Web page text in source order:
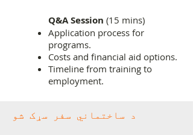
Q&A Session (15 mins)
Application process for
programs.
Costs and financial aid options.
Timeline from training to
employment.
د ساختماني سفر سړک شو